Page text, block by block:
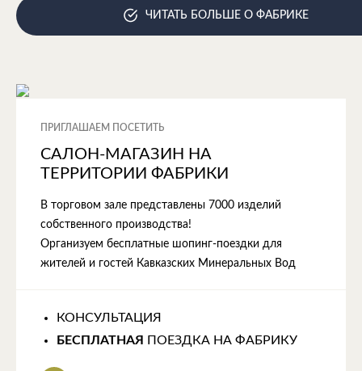
ЧИТАТЬ БОЛЬШЕ О ФАБРИКЕ
ПРИГЛАШАЕМ ПОСЕТИТЬ
САЛОН-МАГАЗИН НА
ТЕРРИТОРИИ ФАБРИКИ
В торговом зале представлены 7000 изделий
собственного производства!
Организуем бесплатные шопинг-поездки для
жителей и гостей Кавказских Минеральных Вод
КОНСУЛЬТАЦИЯ
БЕСПЛАТНАЯ
ПОЕЗДКА НА ФАБРИКУ